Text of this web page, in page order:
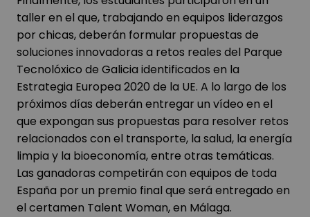
taller en el que, trabajando en equipos liderazgos
por chicas, deberán formular propuestas de
soluciones innovadoras a retos reales del Parque
Tecnolóxico de Galicia identificados en la
Estrategia Europea 2020 de la UE. A lo largo de los
próximos días deberán entregar un vídeo en el
que expongan sus propuestas para resolver retos
relacionados con el transporte, la salud, la energía
limpia y la bioeconomía, entre otras temáticas.
Las ganadoras competirán con equipos de toda
España por un premio final que será entregado en
el certamen Talent Woman, en Málaga.